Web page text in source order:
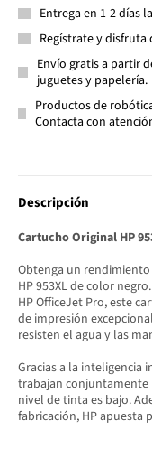
Entrega en 1-2 días
Regístrate y disfruta
Envío gratis a partir
juguetes y papelería.
Productos de
Contacta con
Descripción
Cartucho Original HP
Obtenga un
HP 953XL de color
HP OfficeJet Pro, este
de impresión
resisten el agua y las
Gracias a la inteligencia
trabajan conjuntamente
nivel de tinta es bajo.
fabricación, HP apuesta